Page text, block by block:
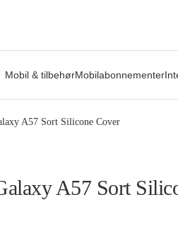
Mobil & tilbehørMobilabonnementer
A57 Sort Silicone Cover
A57 Sort